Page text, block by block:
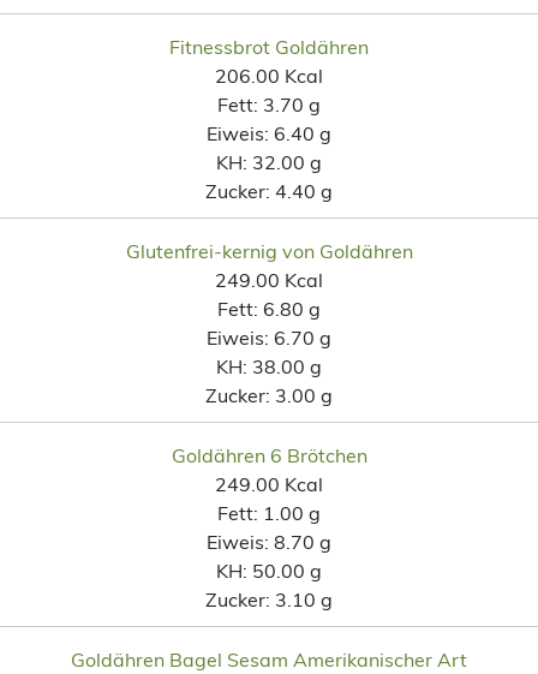
Fitnessbrot Goldähren
206.00 Kcal
Fett: 3.70 g
Eiweis: 6.40 g
KH: 32.00 g
Zucker: 4.40 g
Glutenfrei-kernig von Goldähren
249.00 Kcal
Fett: 6.80 g
Eiweis: 6.70 g
KH: 38.00 g
Zucker: 3.00 g
Goldähren 6 Brötchen
249.00 Kcal
Fett: 1.00 g
Eiweis: 8.70 g
KH: 50.00 g
Zucker: 3.10 g
Goldähren Bagel Sesam Amerikanischer Art